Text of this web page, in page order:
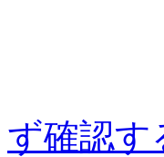
ず確認す